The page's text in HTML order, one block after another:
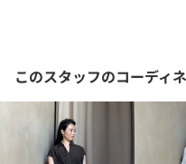
このスタッフのコーディ